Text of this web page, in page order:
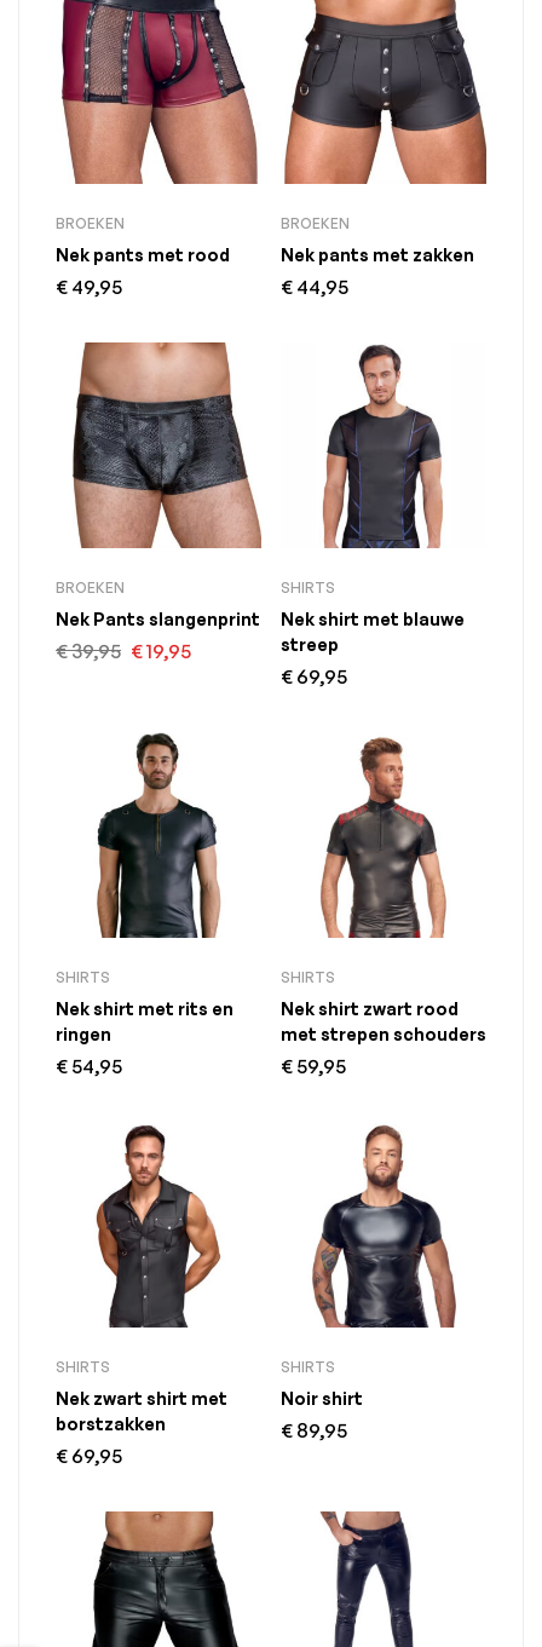
BROEKEN
Nek pants met rood
€ 49,95
BROEKEN
Nek pants met zakken
€ 44,95
BROEKEN
Nek Pants slangenprint
€39,95 €19,95
SHIRTS
Nek shirt met blauwe
streep
€ 69,95
SHIRTS
Nek shirt met rits en
ringen
€ 54,95
SHIRTS
Nek shirt zwart rood
met strepen schouders
€ 59,95
SHIRTS
Nek zwart shirt met
borstzakken
€ 69,95
SHIRTS
Noir shirt
€ 89,95